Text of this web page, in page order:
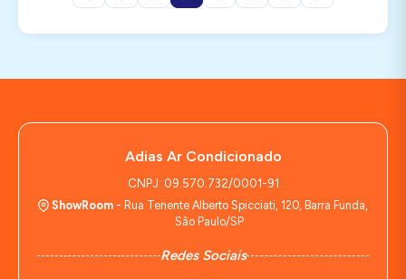
Adias Ar Condicionado
CNPJ: 09.570.732/0001-91
ShowRoom- Rua Tenente Alberto Spicciati, 120, Barra Funda,
São Paulo/SP
Redes Sociais